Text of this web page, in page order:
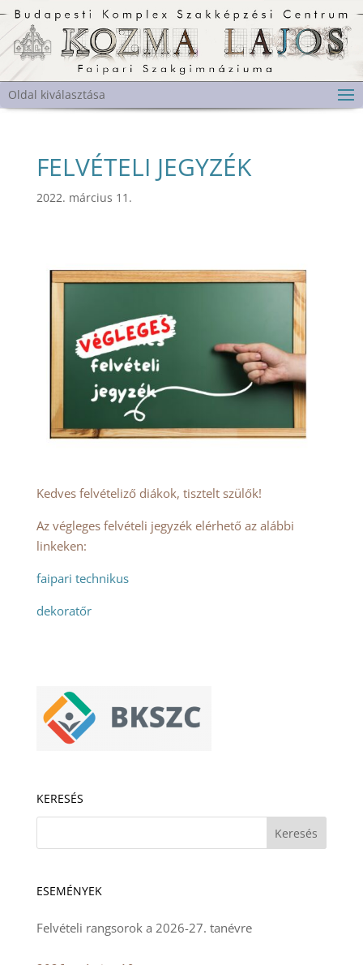
Oldal kiválasztása
FELVÉTELI JEGYZÉK
2022. március 11.
Kedves felvételiző diákok, tisztelt szülők!
Az végleges felvételi jegyzék elérhető az alábbi
linkeken:
faipari technikus
dekoratőr
KERESÉS
ESEMÉNYEK
Felvételi rangsorok a 2026-27. tanévre